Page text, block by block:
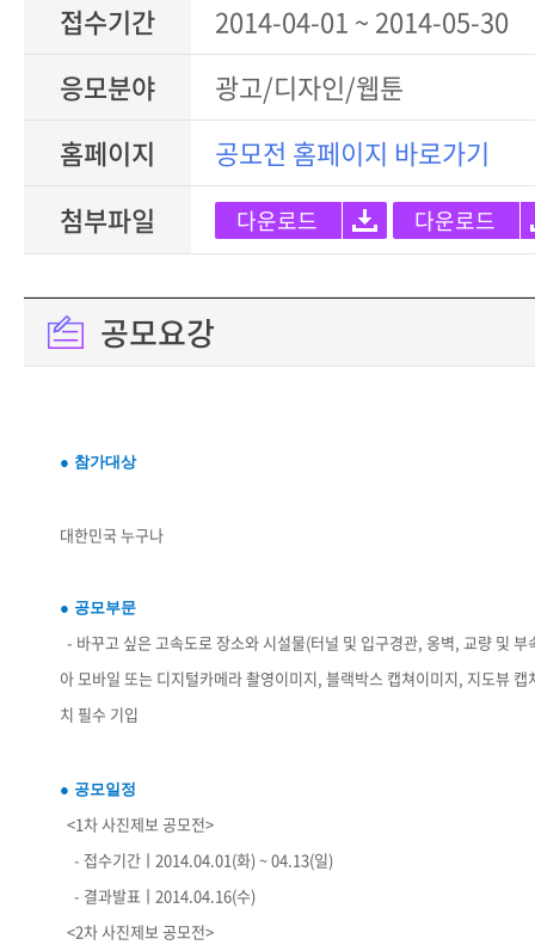
접수기간
2014-04-01 ~ 2014-05-30
응모분야
광고/디자인/웹툰
홈페이지
공모전 홈페이지 바로가기
첨부파일
다운로드 다운로드
공모요강
● 참가대상
대한민국 누구나
● 공모부문
- 바꾸고 싶은 고속도로 장소와 시설물(터널 및 입구경관, 옹벽, 교량 및
아 모바일 또는 디지털카메라 촬영이미지, 블랙박스 캡쳐이미지, 지도뷰
치 필수 기입
● 공모일정
<1차 사진제보 공모전>
- 접수기간ㅣ2014.04.01(화) ~ 04.13(일)
- 결과발표ㅣ2014.04.16(수)
<2차 사진제보 공모전>